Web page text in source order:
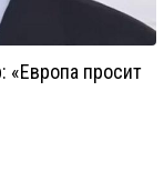
«Европа просит